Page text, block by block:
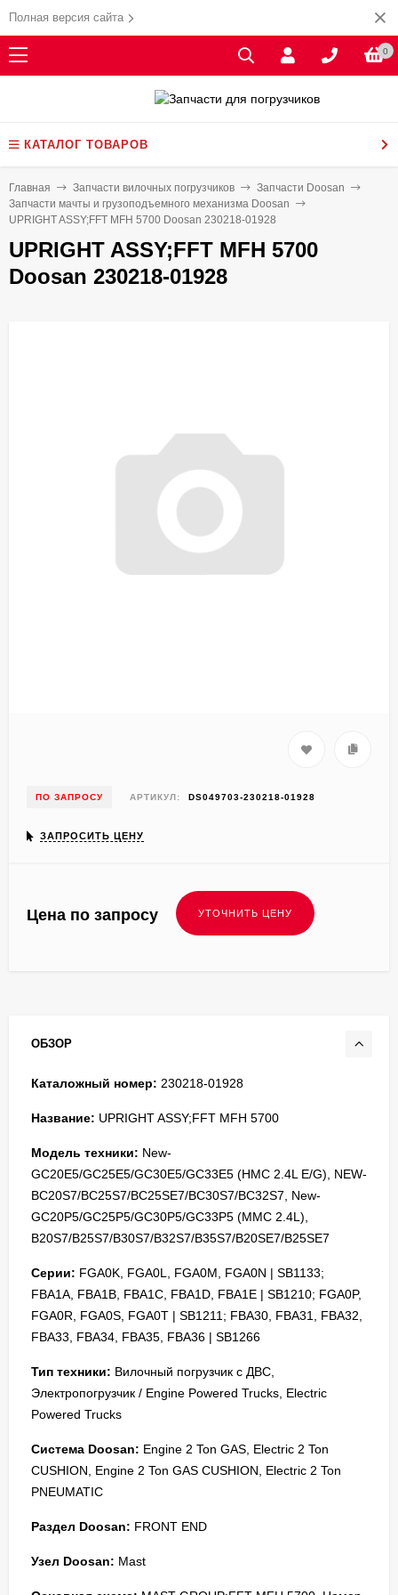
Полная версия сайта
0
КАТАЛОГ ТОВАРОВ
Главная Запчасти вилочных погрузчиков
Запчасти Doosan
Запчасти мачты и грузоподъемного механизма Doosan
UPRIGHT ASSY;FFT MFH 5700 Doosan 230218-01928
UPRIGHT ASSY;FFT MFH 5700
Doosan 230218-01928
ПО ЗАПРОСУ АРТИКУЛ: DS049703-230218-01928
ЗАПРОСИТЬ ЦЕНУ
Цена по запросу
ОБЗОР
Каталожный номер: 230218-01928
Название: UPRIGHT ASSY;FFT MFH 5700
Модель техники: New-
GC20E5/GC25E5/GC30E5/GC33E5 (HMC 2.4L E/G), NEW-
BC20S7/BC25S7/BC25SE7/BC30S7/BC32S7, New-
GC20P5/GC25P5/GC30P5/GC33P5 (MMC 2.4L),
B20S7/B25S7/B30S7/B32S7/B35S7/B20SE7/B25SE7
Серии: FGA0K, FGA0L, FGA0M, FGA0N | SB1133;
FBA1A, FBA1B, FBA1C, FBA1D, FBA1E | SB1210; FGA0P,
FGA0R, FGA0S, FGA0T | SB1211; FBA30, FBA31, FBA32,
FBA33, FBA34, FBA35, FBA36 | SB1266
Тип техники: Вилочный погрузчик с ДВС,
Электропогрузчик / Engine Powered Trucks, Electric
Powered Trucks
Система Doosan: Engine 2 Ton GAS, Electric 2 Ton
CUSHION, Engine 2 Ton GAS CUSHION, Electric 2 Ton
PNEUMATIC
Раздел Doosan: FRONT END
Узел Doosan: Mast